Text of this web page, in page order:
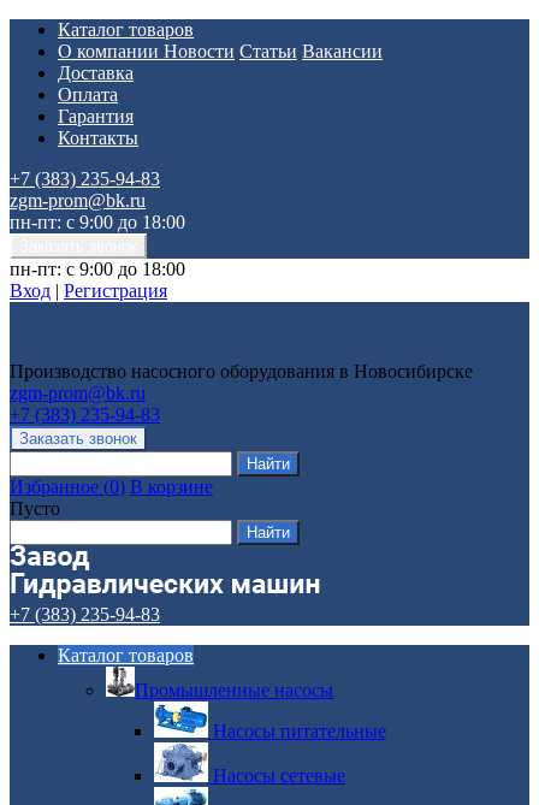
Каталог товаров
О компании Новости Статьи Вакансии
Доставка
Оплата
Гарантия
Контакты
+7 (383) 235-94-83
zgm-prom@bk.ru
пн-пт: с 9:00 до 18:00
пн-пт: с 9:00 до 18:00
Вход | Регистрация
Производство насосного оборудования в Новосибирске
zgm-prom@bk.ru
+7 (383) 235-94-83
Избранное (0) В корзине
Пусто
+7 (383) 235-94-83
Каталог товаров
Промышленные насосы
Насосы питательные
Насосы сетевые